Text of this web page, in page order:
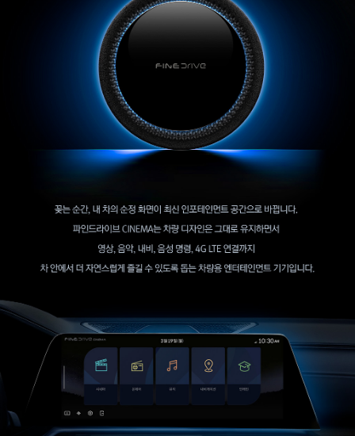
코 라이프 하세